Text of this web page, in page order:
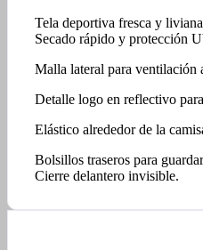
Tela deportiva fresca y
Secado rápido y protección
Malla lateral para ventilación
Detalle logo en reflectivo
Elástico alrededor de la
Bolsillos traseros para
Cierre delantero invisible.